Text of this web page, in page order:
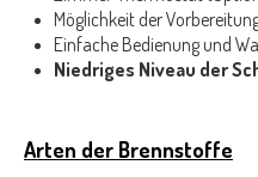
Möglichkeit der
Einfache Bedienung und
Niedriges Niveau der
Arten der Brennstoffe